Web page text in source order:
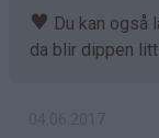
♥ Du kan også
da blir dippen